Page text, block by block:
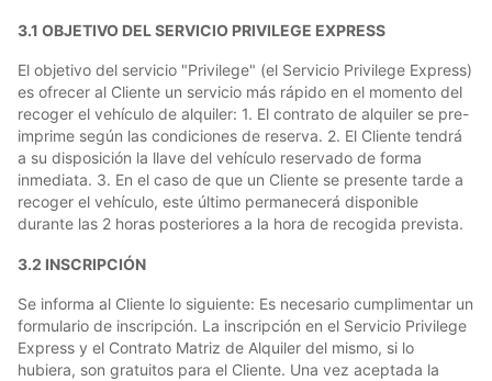
3.1 OBJETIVO DEL SERVICIO PRIVILEGE EXPRESS
El objetivo del servicio "Privilege" (el Servicio Privilege Express)
es ofrecer al Cliente un servicio más rápido en el momento del
recoger el vehículo de alquiler: 1. El contrato de alquiler se pre-
imprime según las condiciones de reserva. 2. El Cliente tendrá
a su disposición la llave del vehículo reservado de forma
inmediata. 3. En el caso de que un Cliente se presente tarde a
recoger el vehículo, este último permanecerá disponible
durante las 2 horas posteriores a la hora de recogida prevista.
3.2 INSCRIPCIÓN
Se informa al Cliente lo siguiente: Es necesario cumplimentar un
formulario de inscripción. La inscripción en el Servicio Privilege
Express y el Contrato Matriz de Alquiler del mismo, si lo
hubiera, son gratuitos para el Cliente. Una vez aceptada la